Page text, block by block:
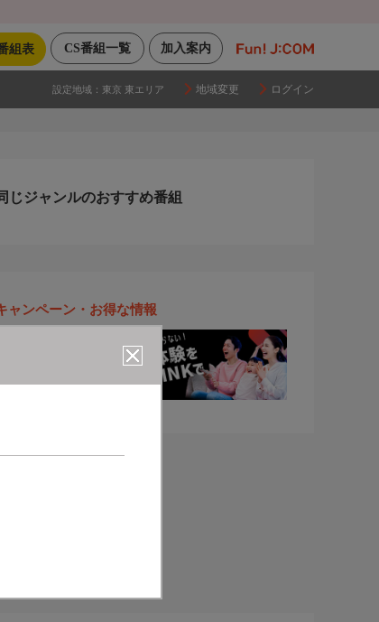
加入案内
CS番組一覧
組表
設定地域： 東京 東エリア 地域変更 ログイン
じジャンルのおすすめ番組
ャンペーン・お得な情報